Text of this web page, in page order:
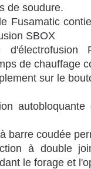
de soudure.
Fusamatic
SBOX
de chauffage
sur le
barre coudée
à double
le forage et